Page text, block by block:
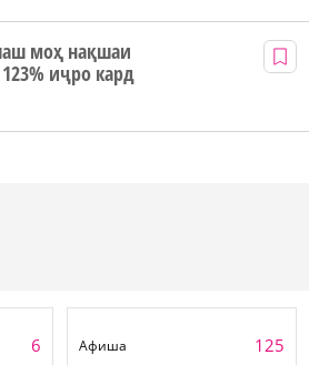
моҳ нақшаи
иҷро кард
6 Афиша 125